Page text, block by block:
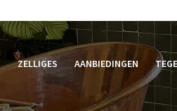
ZELLIGES AANBIEDINGEN